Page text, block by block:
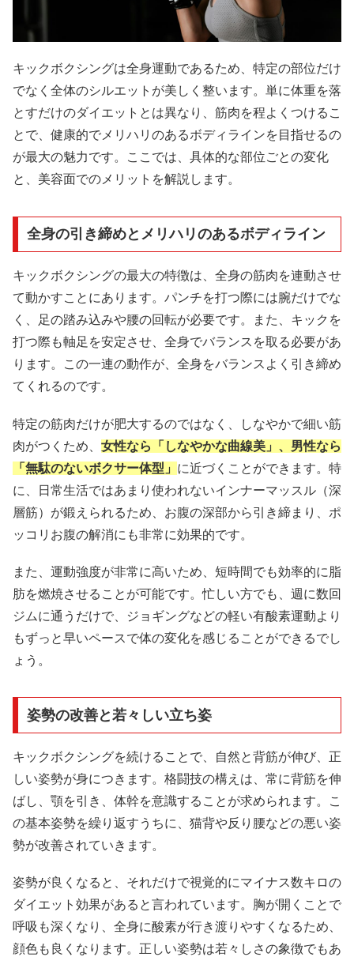
キックボクシングは全身運動であるため、特定の部位だけ
でなく全体のシルエットが美しく整います。単に体重を落
とすだけのダイエットとは異なり、筋肉を程よくつけるこ
とで、健康的でメリハリのあるボディラインを目指せるの
が最大の魅力です。ここでは、具体的な部位ごとの変化
と、美容面でのメリットを解説します。
全身の引き締めとメリハリのあるボディライン
キックボクシングの最大の特徴は、全身の筋肉を連動させ
て動かすことにあります。パンチを打つ際には腕だけでな
く、足の踏み込みや腰の回転が必要です。また、キックを
打つ際も軸足を安定させ、全身でバランスを取る必要があ
ります。この一連の動作が、全身をバランスよく引き締め
てくれるのです。
特定の筋肉だけが肥大するのではなく、しなやかで細い筋
肉がつくため、 女性なら「しなやかな曲線美」、男性なら
「無駄のないボクサー体型」 に近づくことができます。特
に、日常生活ではあまり使われないインナーマッスル（深
層筋）が鍛えられるため、お腹の深部から引き締まり、ポ
ッコリお腹の解消にも非常に効果的です。
また、運動強度が非常に高いため、短時間でも効率的に脂
肪を燃焼させることが可能です。忙しい方でも、週に数回
ジムに通うだけで、ジョギングなどの軽い有酸素運動より
もずっと早いペースで体の変化を感じることができるでし
ょう。
姿勢の改善と若々しい立ち姿
キックボクシングを続けることで、自然と背筋が伸び、正
しい姿勢が身につきます。格闘技の構えは、常に背筋を伸
ばし、顎を引き、体幹を意識することが求められます。こ
の基本姿勢を繰り返すうちに、猫背や反り腰などの悪い姿
勢が改善されていきます。
姿勢が良くなると、それだけで視覚的にマイナス数キロの
ダイエット効果があると言われています。胸が開くことで
呼吸も深くなり、全身に酸素が行き渡りやすくなるため、
顔色も良くなります。正しい姿勢は若々しさの象徴でもあ